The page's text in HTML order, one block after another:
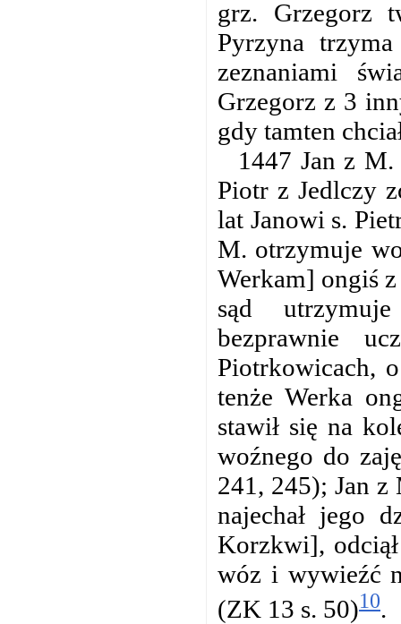
grz. Grzegorz
Pyrzyna
zeznaniami
Grzegorz z 3
gdy tamten
1447 Jan z
Piotr z Jedlczy
lat Janowi s.
M. otrzymuje
Werkam] ongiś
sąd
bezprawnie
Piotrkowicach,
tenże Werka
stawił się na
woźnego do
241, 245); Jan
najechał jego
Korzkwi],
wóz i wywieźć
(ZK 13 s. 50)10.